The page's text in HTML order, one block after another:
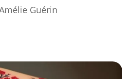
Guérin